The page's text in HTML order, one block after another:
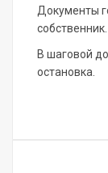
Документы
собственник.
В шаговой
остановка.